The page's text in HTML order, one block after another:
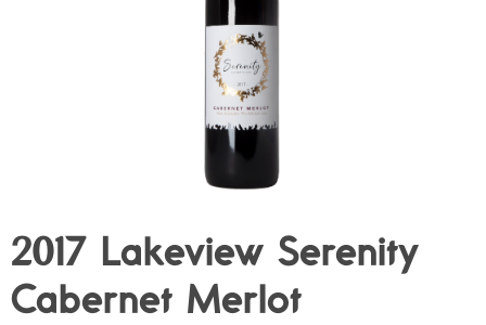
2017 Lakeview Serenity
Cabernet Merlot